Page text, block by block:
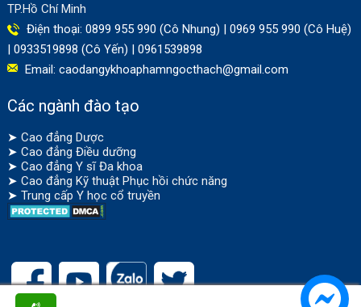
TP.Hồ Chí Minh
Điện thoại: 0899 955 990 (Cô Nhung) | 0969 955 990 (Cô Huệ)
| 0933519898 (Cô Yến) | 0961539898
Email: caodangykhoaphamngocthach@gmail.com
Các ngành đào tạo
➤ Cao đẳng Dược
➤ Cao đẳng Điều dưỡng
➤ Cao đẳng Y sĩ Đa khoa
➤ Cao đẳng Kỹ thuật Phục hồi chức năng
➤ Trung cấp Y học cổ truyền